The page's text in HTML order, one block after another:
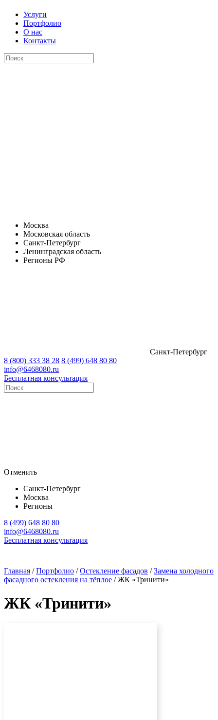
Услуги
Портфолио
О нас
Контакты
Москва
Московская область
Санкт-Петербург
Ленинградская область
Регионы РФ
Санкт-Петербург
8 (800) 333 38 28 8 (499) 648 80 80
info@6468080.ru
Бесплатная консультация
Отменить
Санкт-Петербург
Москва
Регионы
8 (499) 648 80 80
info@6468080.ru
Бесплатная консультация
Главная /Портфолио /Остекление фасадов /Замена холодного
фасадного остекления на тёплое /ЖК «Тринити»
ЖК «Тринити»